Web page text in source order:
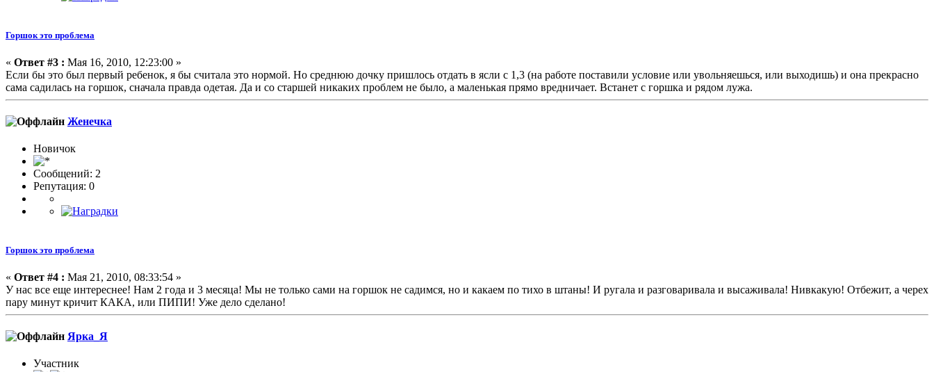
Горшок это проблема
« Ответ #3 : Мая 16, 2010, 12:23:00 »
Если бы это был первый ребенок, я бы считала это нормой. Но среднюю дочку пришлось отдать в ясли с 1,3 (на работе поставили условие или увольняешься, или выходишь) и она прекрасно
сама садилась на горшок, сначала правда одетая. Да и со старшей никаких проблем не было, а маленькая прямо вредничает. Встанет с горшка и рядом лужа.
Женечка
Новичок
Сообщений: 2
Репутация: 0
Горшок это проблема
« Ответ #4 : Мая 21, 2010, 08:33:54 »
У нас все еще интереснее! Нам 2 года и 3 месяца! Мы не только сами на горшок не садимся, но и какаем по тихо в штаны! И ругала и разговаривала и высаживала! Нивкакую! Отбежит, а черех
пару минут кричит КАКА, или ПИПИ! Уже дело сделано!
Ярка_Я
Участник